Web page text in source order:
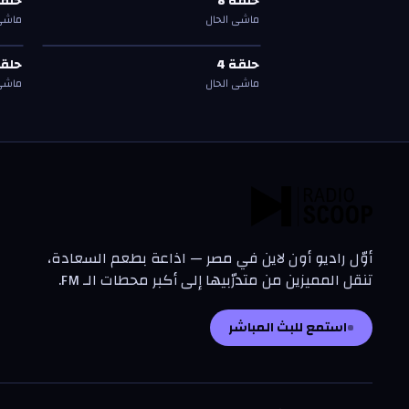
ماشي الحال
حلقة4
—ماشي الحال حلقة 4 حلقة4
ماشي الحال
أوّل راديو أون لاين في مصر — اذاعة بطعم السعادة،
تنقل المميزين من متدرّبيها إلى أكبر محطات الـ FM.
استمع للبث المباشر